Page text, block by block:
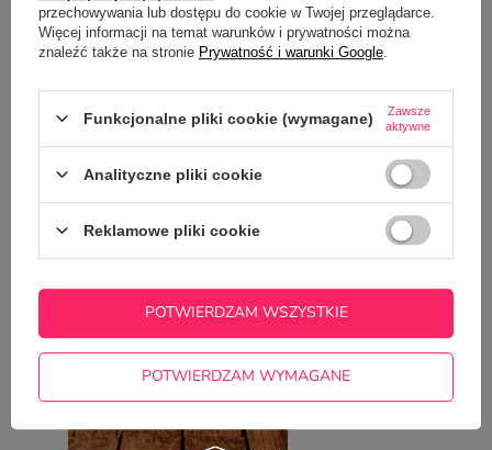
Potrzebujesz pomocy? Masz pytania?
Zadaj pytanie a my odpowiemy
niezwłocznie, najciekawsze pytania i
ZADAJ PYTANIE
NAJCZĘŚCIEJ KUPOWANE Z
TYM TOWAREM
Kubek XXL z
35,00 zł
przechowywania lub dostępu do cookie w Twojej przeglądarce.
Więcej informacji na temat warunków i prywatności można
znaleźć także na stronie Prywatność i warunki Google
Funkcjonalne pliki cookie (wymagane)
Zawsze
aktywne
Analityczne pliki cookie
Reklamowe pliki cookie
POTWIERDZAM WYMAGANE
POTWIERDZAM WSZYSTKIE